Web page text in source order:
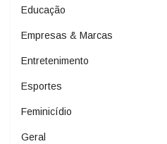
Educação
Empresas & Marcas
Entretenimento
Esportes
Feminicídio
Geral